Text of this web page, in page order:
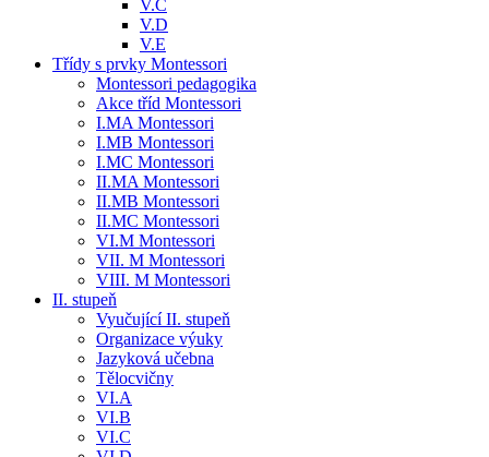
V.C
V.D
V.E
Třídy s prvky Montessori
Montessori pedagogika
Akce tříd Montessori
I.MA Montessori
I.MB Montessori
I.MC Montessori
II.MA Montessori
II.MB Montessori
II.MC Montessori
VI.M Montessori
VII. M Montessori
VIII. M Montessori
II. stupeň
Vyučující II. stupeň
Organizace výuky
Jazyková učebna
Tělocvičny
VI.A
VI.B
VI.C